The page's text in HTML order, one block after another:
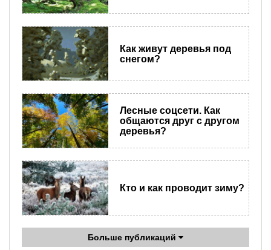
Как живут деревья под
снегом?
Лесные соцсети. Как
общаются друг с другом
деревья?
Кто и как проводит зиму?
Больше публикаций